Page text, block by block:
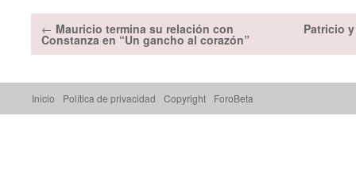
← Mauricio termina su relación con
Constanza en “Un gancho al corazón”
Patricio
Inicio Política de privacidad Copyright ForoBeta